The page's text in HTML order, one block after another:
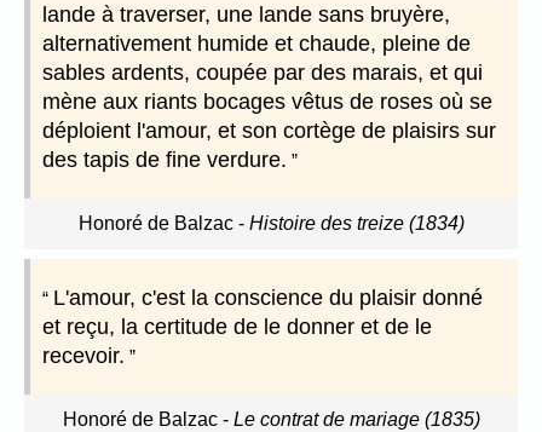
lande à traverser, une lande sans bruyère,
alternativement humide et chaude, pleine de
sables ardents, coupée par des marais, et qui
mène aux riants bocages vêtus de roses où se
déploient l'amour, et son cortège de plaisirs sur
des tapis de fine verdure.
Honoré de Balzac- Histoire des treize (1834)
L'amour, c'est la conscience du plaisir donné
et reçu, la certitude de le donner et de le
recevoir.
Honoré de Balzac- Le contrat de mariage (1835)